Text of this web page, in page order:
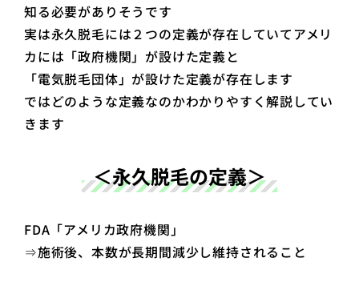
知る必要がありそうです
実は永久脱毛には２つの定義が存在していてアメリ
カには「政府機関」が設けた定義と
「電気脱毛団体」が設けた定義が存在します
ではどのような定義なのかわかりやすく解説してい
きます
＜永久脱毛の定義＞
FDA「アメリカ政府機関」
⇒施術後、本数が長期間減少し維持されること